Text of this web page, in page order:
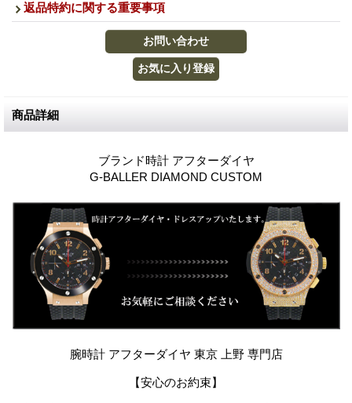
返品特約に関する重要事項
商品詳細
ブランド時計 アフターダイヤ
G-BALLER DIAMOND CUSTOM
腕時計 アフターダイヤ 東京 上野 専門店
【安心のお約束】